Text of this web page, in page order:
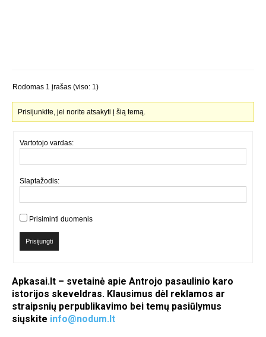
Rodomas 1 įrašas (viso: 1)
Prisijunkite, jei norite atsakyti į šią temą.
Vartotojo vardas:
Slaptažodis:
Prisiminti duomenis
Prisijungti
Apkasai.lt – svetainė apie Antrojo pasaulinio karo
istorijos skeveldras. Klausimus dėl reklamos ar
straipsnių perpublikavimo bei temų pasiūlymus
siųskite info@nodum.lt